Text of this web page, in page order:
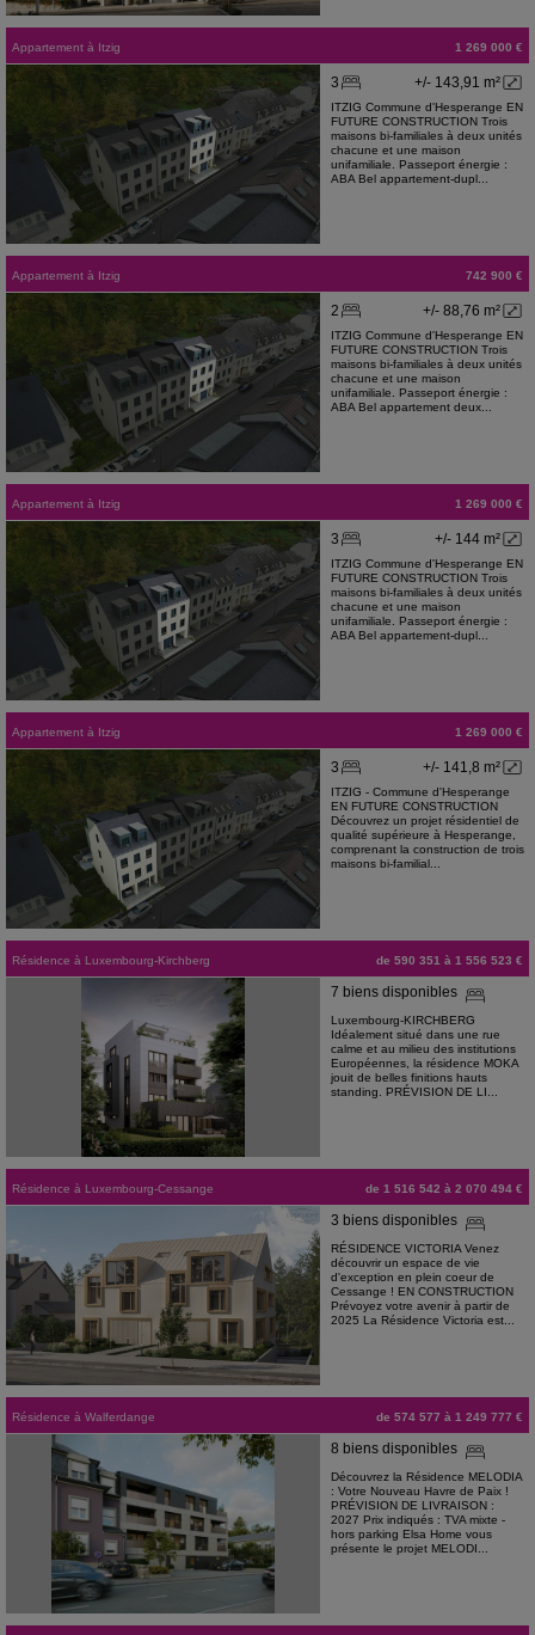
Appartement à Itzig 1 269 000 €
+/- 143,91 m²
3
ITZIG Commune d'Hesperange EN
FUTURE CONSTRUCTION Trois
maisons bi-familiales à deux unités
chacune et une maison
unifamiliale. Passeport énergie :
ABA Bel appartement-dupl...
Appartement à Itzig 742 900 €
+/- 88,76 m²
2
ITZIG Commune d'Hesperange EN
FUTURE CONSTRUCTION Trois
maisons bi-familiales à deux unités
chacune et une maison
unifamiliale. Passeport énergie :
ABA Bel appartement deux...
Appartement à Itzig 1 269 000 €
+/- 144 m²
3
ITZIG Commune d'Hesperange EN
FUTURE CONSTRUCTION Trois
maisons bi-familiales à deux unités
chacune et une maison
unifamiliale. Passeport énergie :
ABA Bel appartement-dupl...
Appartement à Itzig 1 269 000 €
+/- 141,8 m²
3
ITZIG - Commune d'Hesperange
EN FUTURE CONSTRUCTION
Découvrez un projet résidentiel de
qualité supérieure à Hesperange,
comprenant la construction de trois
maisons bi-familial...
Résidence à Luxembourg-Kirchberg de 590 351 à 1 556 523 €
7 biens disponibles
Luxembourg-KIRCHBERG
Idéalement situé dans une rue
calme et au milieu des institutions
Européennes, la résidence MOKA
jouit de belles finitions hauts
standing. PRÉVISION DE LI...
Résidence à Luxembourg-Cessange de 1 516 542 à 2 070 494 €
3 biens disponibles
RÉSIDENCE VICTORIA Venez
découvrir un espace de vie
d'exception en plein coeur de
Cessange ! EN CONSTRUCTION
Prévoyez votre avenir à partir de
2025 La Résidence Victoria est...
Résidence à Walferdange de 574 577 à 1 249 777 €
8 biens disponibles
Découvrez la Résidence MELODIA
: Votre Nouveau Havre de Paix !
PRÉVISION DE LIVRAISON :
2027 Prix indiqués : TVA mixte -
hors parking Elsa Home vous
présente le projet MELODI...